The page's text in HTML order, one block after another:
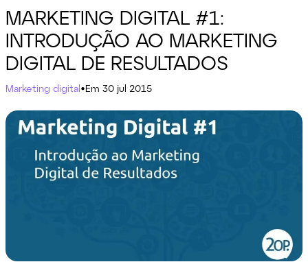
MARKETING DIGITAL #1:
INTRODUÇÃO AO MARKETING
DIGITAL DE RESULTADOS
Marketing digital•Em 30 jul 2015